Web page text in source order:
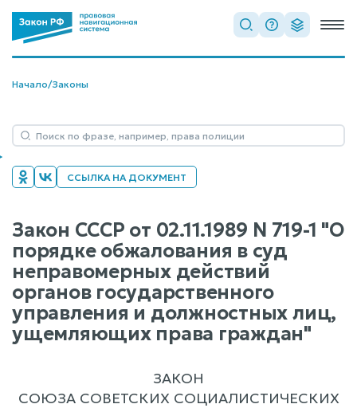
Начало/Законы
ССЫЛКА НА ДОКУМЕНТ
Закон СССР от 02.11.1989 N 719-1 "О
порядке обжалования в суд
неправомерных действий
органов государственного
управления и должностных лиц,
ущемляющих права граждан"
ЗАКОН
СОЮЗА СОВЕТСКИХ СОЦИАЛИСТИЧЕСКИХ